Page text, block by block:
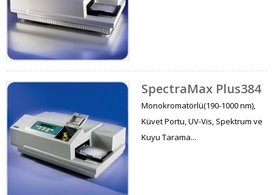
SpectraMax Plus384
Monokromatörlü(190-1000 nm),
Küvet Portu, UV-Vis, Spektrum ve
Kuyu Tarama...